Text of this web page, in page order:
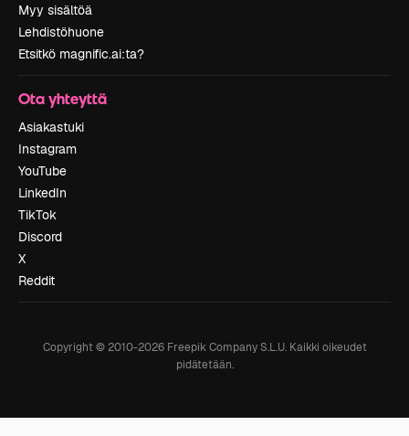
Myy sisältöä
Lehdistöhuone
Etsitkö magnific.ai:ta?
Ota yhteyttä
Asiakastuki
Instagram
YouTube
LinkedIn
TikTok
Discord
X
Reddit
Copyright © 2010-2026Freepik Company S.L.U. Kaikki oikeudet
pidätetään.